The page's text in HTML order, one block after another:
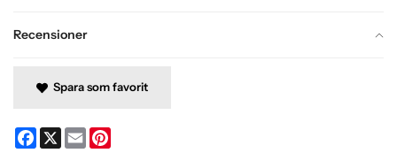
Recensioner
Spara som favorit
Facebook
X Email